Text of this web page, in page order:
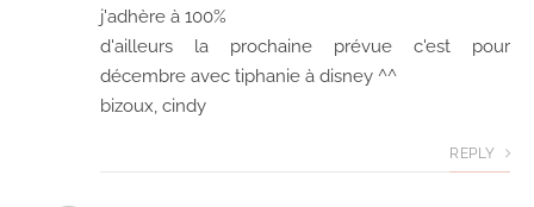
j'adhère à 100%
d'ailleurs la prochaine prévue c'est pour
décembre avec tiphanie à disney ^^
bizoux, cindy
REPLY